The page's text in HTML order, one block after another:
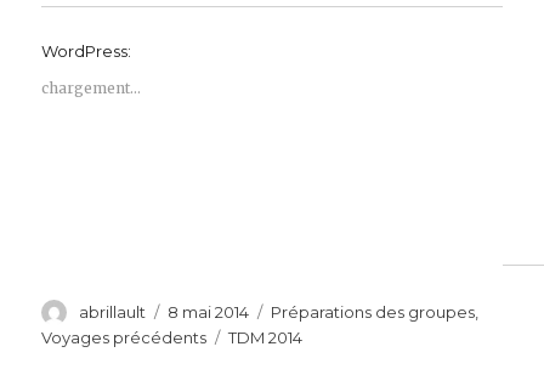
WordPress:
chargement…
Auteur
abrillault
Publié
le
8 mai 2014 Catégories
Préparations des groupes
Voyages précédents
Étiquettes
TDM 2014